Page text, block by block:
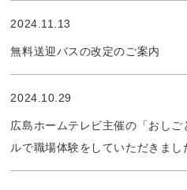
2024.11.13
無料送迎バスの改定のご案内
2024.10.29
広島ホームテレビ主催の「おし
ルで職場体験をしていただきまし